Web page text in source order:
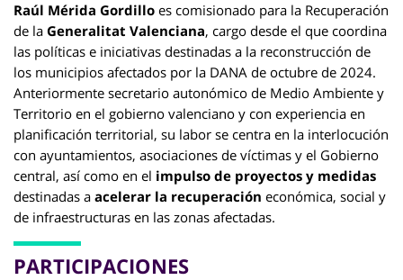
Raúl Mérida Gordillo es comisionado para la Recuperación
de la Generalitat Valenciana, cargo desde el que coordina
las políticas e iniciativas destinadas a la reconstrucción de
los municipios afectados por la DANA de octubre de 2024.
Anteriormente secretario autonómico de Medio Ambiente y
Territorio en el gobierno valenciano y con experiencia en
planificación territorial, su labor se centra en la interlocución
con ayuntamientos, asociaciones de víctimas y el Gobierno
central, así como en el impulso de proyectos y medidas
destinadas a acelerar la recuperación económica, social y
de infraestructuras en las zonas afectadas.
PARTICIPACIONES